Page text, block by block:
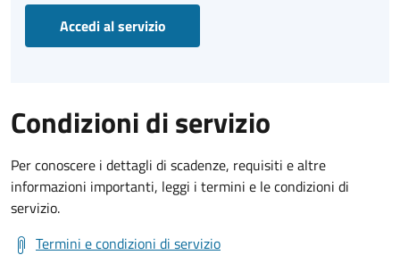
Accedi al servizio
Condizioni di servizio
Per conoscere i dettagli di scadenze, requisiti e altre
informazioni importanti, leggi i termini e le condizioni di
servizio.
Termini e condizioni di servizio